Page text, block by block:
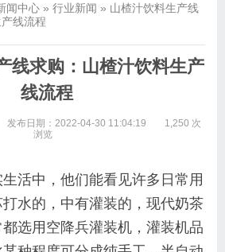
闻中心 » 行业新闻 » 山楂汁饮料生产线
线流程
线求购：山楂汁饮料生产
线流程
发布日期：2022-04-30 11:04:19
1,250 次
浏览
活中，他们能看见许多日常用
水的，中有灌装的，现代奶茶
选用空降兵灌装机，灌装机品